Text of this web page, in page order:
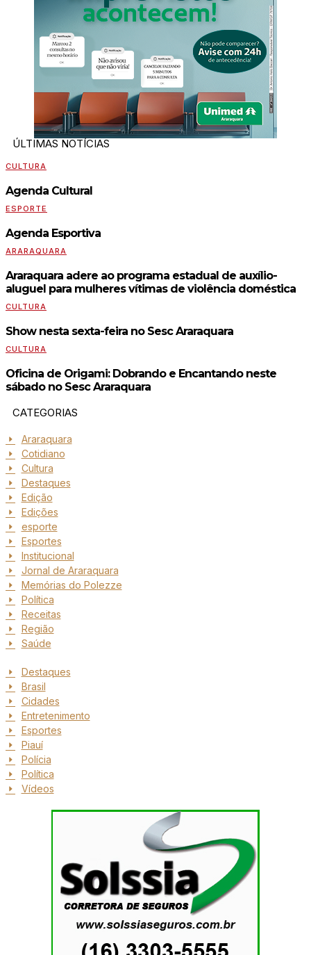
ÚLTIMAS NOTÍCIAS
CULTURA
Agenda Cultural
ESPORTE
Agenda Esportiva
ARARAQUARA
Araraquara adere ao programa estadual de auxílio-
aluguel para mulheres vítimas de violência doméstica
CULTURA
Show nesta sexta-feira no Sesc Araraquara
CULTURA
Oficina de Origami: Dobrando e Encantando neste
sábado no Sesc Araraquara
CATEGORIAS
Araraquara
Cotidiano
Cultura
Destaques
Edição
Edições
esporte
Esportes
Institucional
Jornal de Araraquara
Memórias do Polezze
Política
Receitas
Região
Saúde
Destaques
Brasil
Cidades
Entretenimento
Esportes
Piauí
Polícia
Política
Vídeos